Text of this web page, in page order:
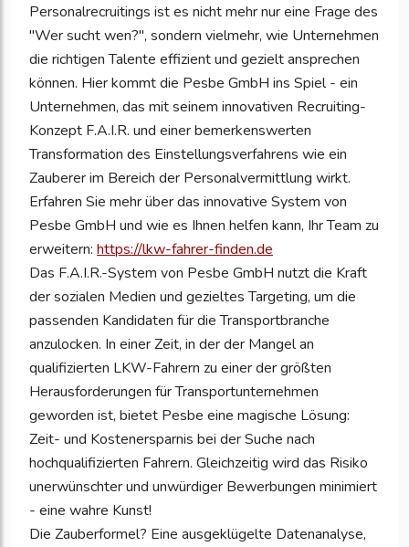
Personalrecruitings ist es nicht mehr nur eine Frage des
"Wer sucht wen?", sondern vielmehr, wie Unternehmen
die richtigen Talente effizient und gezielt ansprechen
können. Hier kommt die Pesbe GmbH ins Spiel - ein
Unternehmen, das mit seinem innovativen Recruiting-
Konzept F.A.I.R. und einer bemerkenswerten
Transformation des Einstellungsverfahrens wie ein
Zauberer im Bereich der Personalvermittlung wirkt.
Erfahren Sie mehr über das innovative System von
Pesbe GmbH und wie es Ihnen helfen kann, Ihr Team zu
erweitern: https://lkw-fahrer-finden.de
Das F.A.I.R.-System von Pesbe GmbH nutzt die Kraft
der sozialen Medien und gezieltes Targeting, um die
passenden Kandidaten für die Transportbranche
anzulocken. In einer Zeit, in der der Mangel an
qualifizierten LKW-Fahrern zu einer der größten
Herausforderungen für Transportunternehmen
geworden ist, bietet Pesbe eine magische Lösung:
Zeit- und Kostenersparnis bei der Suche nach
hochqualifizierten Fahrern. Gleichzeitig wird das Risiko
unerwünschter und unwürdiger Bewerbungen minimiert
- eine wahre Kunst!
Die Zauberformel? Eine ausgeklügelte Datenanalyse,